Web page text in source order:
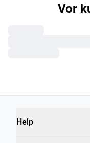
Vor
Help